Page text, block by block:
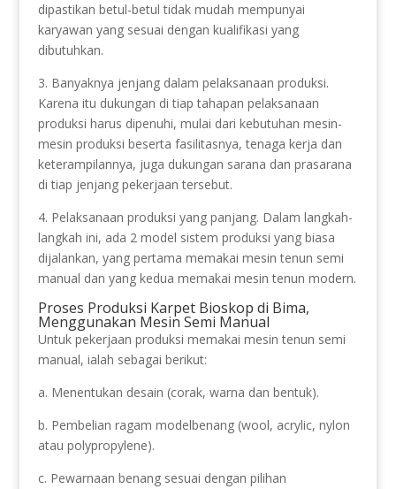
dipastikan betul-betul tidak mudah mempunyai
karyawan yang sesuai dengan kualifikasi yang
dibutuhkan.
3. Banyaknya jenjang dalam pelaksanaan produksi.
Karena itu dukungan di tiap tahapan pelaksanaan
produksi harus dipenuhi, mulai dari kebutuhan mesin-
mesin produksi beserta fasilitasnya, tenaga kerja dan
keterampilannya, juga dukungan sarana dan prasarana
di tiap jenjang pekerjaan tersebut.
4. Pelaksanaan produksi yang panjang. Dalam langkah-
langkah ini, ada 2 model sistem produksi yang biasa
dijalankan, yang pertama memakai mesin tenun semi
manual dan yang kedua memakai mesin tenun modern.
Proses Produksi Karpet Bioskop di Bima,
Menggunakan Mesin Semi Manual
Untuk pekerjaan produksi memakai mesin tenun semi
manual, ialah sebagai berikut:
a. Menentukan desain (corak, warna dan bentuk).
b. Pembelian ragam modelbenang (wool, acrylic, nylon
atau polypropylene).
c. Pewarnaan benang sesuai dengan pilihan